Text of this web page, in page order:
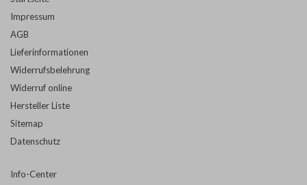
Impressum
AGB
Lieferinformationen
Widerrufsbelehrung
Widerruf online
Hersteller Liste
Sitemap
Datenschutz
Info-Center